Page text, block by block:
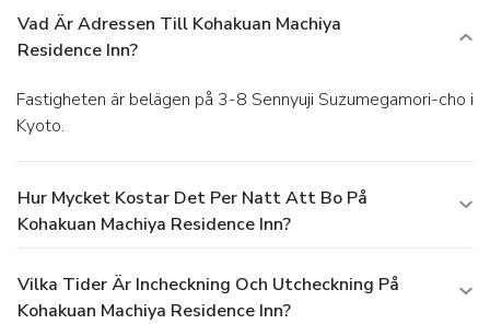
Vad Är Adressen Till Kohakuan Machiya
Residence Inn?
Fastigheten är belägen på 3-8 Sennyuji Suzumegamori-cho i
Kyoto.
Hur Mycket Kostar Det Per Natt Att Bo På
Kohakuan Machiya Residence Inn?
Vilka Tider Är Incheckning Och Utcheckning På
Kohakuan Machiya Residence Inn?